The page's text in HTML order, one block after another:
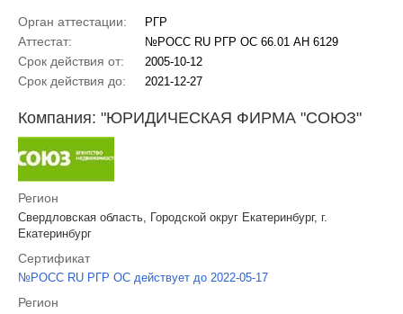
Орган аттестации: РГР
Аттестат: №РОСС RU РГР ОС 66.01 АН 6129
Срок действия от: 2005-10-12
Срок действия до: 2021-12-27
Компания: "ЮРИДИЧЕСКАЯ ФИРМА "СОЮЗ"
Регион
Свердловская область, Городской округ Екатеринбург, г.
Екатеринбург
Сертификат
№РОСС RU РГР ОС действует до 2022-05-17
Регион